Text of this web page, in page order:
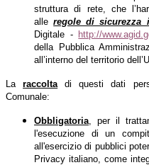
struttura di rete, che
alleregole di sicurezza
Digitale - http://
della Pubblica
all’interno del territorio
Laraccolta
di questi dati
Comunale:
Obbligatoria , per il
l'esecuzione di un
all'esercizio di pubblici
Privacy italiano, come